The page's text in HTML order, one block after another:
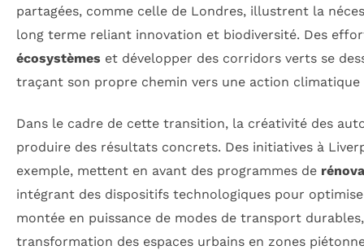
partagées, comme celle de Londres, illustrent la
long terme reliant innovation et biodiversité. Des
écosystèmes et développer des corridors verts se
traçant son propre chemin vers une action climatique
Dans le cadre de cette transition, la créativité des
produire des résultats concrets. Des initiatives à
exemple, mettent en avant des programmes de
intégrant des dispositifs technologiques pour
montée en puissance de modes de transport
transformation des espaces urbains en zones